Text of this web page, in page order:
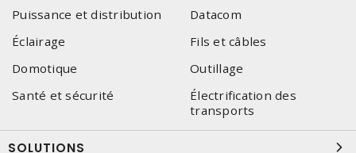
Puissance et distribution
Datacom
Éclairage
Fils et câbles
Domotique
Outillage
Santé et sécurité
Électrification des
transports
SOLUTIONS